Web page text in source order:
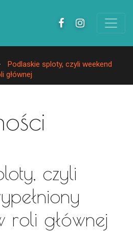
Podlaskie sploty, czyli weekend
głównej
czyli
roli głównej